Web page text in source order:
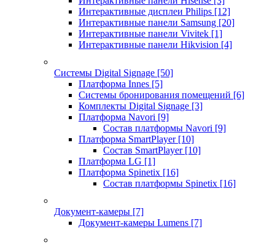
Интерактивные дисплеи Philips [12]
Интерактивные панели Samsung [20]
Интерактивные панели Vivitek [1]
Интерактивные панели Hikvision [4]
Системы Digital Signage [50]
Платформа Innes [5]
Системы бронирования помещений [6]
Комплекты Digital Signage [3]
Платформа Navori [9]
Состав платформы Navori [9]
Платформа SmartPlayer [10]
Состав SmartPlayer [10]
Платформа LG [1]
Платформа Spinetix [16]
Состав платформы Spinetix [16]
Документ-камеры [7]
Документ-камеры Lumens [7]